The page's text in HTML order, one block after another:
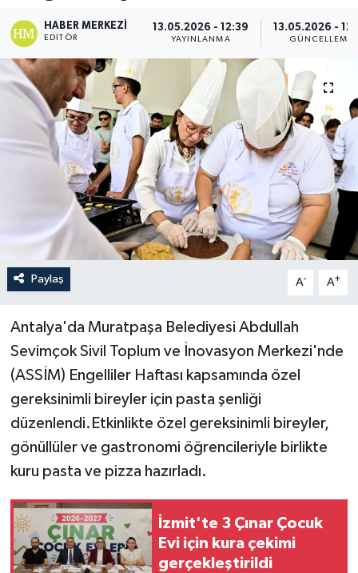
HABER MERKEZI
EDITÖR
13.05.2026 - 12:39
YAYINLANMA
13.05.2026 -
GÜNCELLEME
Paylaş A- A+
Antalya'da Muratpaşa Belediyesi Abdullah
Sevimçok Sivil Toplum ve İnovasyon Merkezi'nde
(ASSİM) Engelliler Haftası kapsamında özel
gereksinimli bireyler için pasta şenliği
düzenlendi.Etkinlikte özel gereksinimli bireyler,
gönüllüler ve gastronomi öğrencileriyle birlikte
kuru pasta ve pizza hazırladı.
İzmit'te 3 Çınar Çocuk
Evi için kura çekimi
gerçekleştirildi